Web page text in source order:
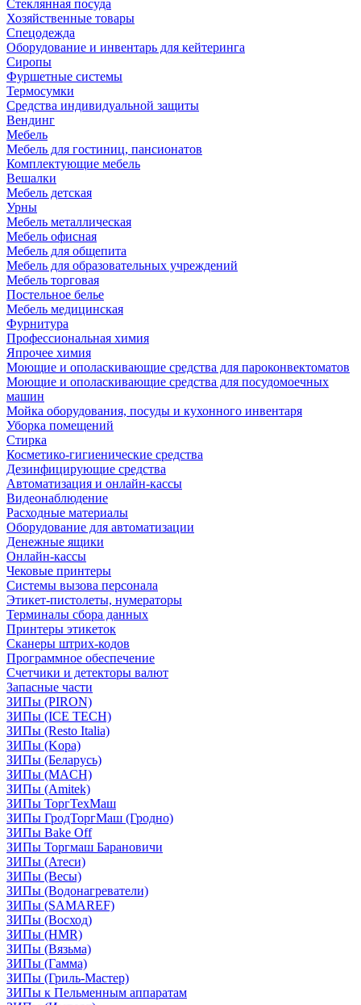
Стеклянная посуда
Хозяйственные товары
Спецодежда
Оборудование и инвентарь для кейтеринга
Сиропы
Фуршетные системы
Термосумки
Средства индивидуальной защиты
Вендинг
Мебель
Мебель для гостиниц, пансионатов
Комплектующие мебель
Вешалки
Мебель детская
Урны
Мебель металлическая
Мебель офисная
Мебель для общепита
Мебель для образовательных учреждений
Мебель торговая
Постельное белье
Мебель медицинская
Фурнитура
Профессиональная химия
Япрочее химия
Моющие и ополаскивающие средства для пароконвектоматов
Моющие и ополаскивающие средства для посудомоечных
машин
Мойка оборудования, посуды и кухонного инвентаря
Уборка помещений
Стирка
Косметико-гигиенические средства
Дезинфицирующие средства
Автоматизация и онлайн-кассы
Видеонаблюдение
Расходные материалы
Оборудование для автоматизации
Денежные ящики
Онлайн-кассы
Чековые принтеры
Системы вызова персонала
Этикет-пистолеты, нумераторы
Терминалы сбора данных
Принтеры этикеток
Сканеры штрих-кодов
Программное обеспечение
Счетчики и детекторы валют
Запасные части
ЗИПы (PIRON)
ЗИПы (ICE TECH)
ЗИПы (Resto Italia)
ЗИПы (Kopa)
ЗИПы (Беларусь)
ЗИПы (MACH)
ЗИПы (Amitek)
ЗИПы ТоргТехМаш
ЗИПы ГродТоргМаш (Гродно)
ЗИПы Bake Off
ЗИПы Торгмаш Барановичи
ЗИПы (Атеси)
ЗИПы (Весы)
ЗИПы (Водонагреватели)
ЗИПы (SAMAREF)
ЗИПы (Восход)
ЗИПы (HMR)
ЗИПы (Вязьма)
ЗИПы (Гамма)
ЗИПы (Гриль-Мастер)
ЗИПы к Пельменным аппаратам